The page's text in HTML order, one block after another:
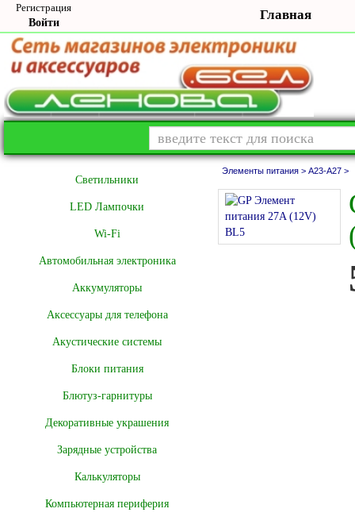
Регистрация
Войти
Главная
Cветильники
LED Лампочки
Wi-Fi
Автомобильная электроника
Аккумуляторы
Аксессуары для телефона
Акустические системы
Блоки питания
Блютуз-гарнитуры
Декоративные украшения
Зарядные устройства
Калькуляторы
Компьютерная периферия
Элементы питания > A23-A27 >